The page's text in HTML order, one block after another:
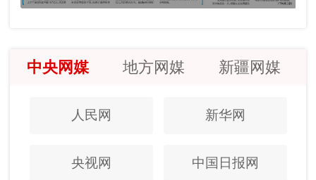
中央网媒 地方网媒 新疆网媒
人民网 新华网
央视网 中国日报网